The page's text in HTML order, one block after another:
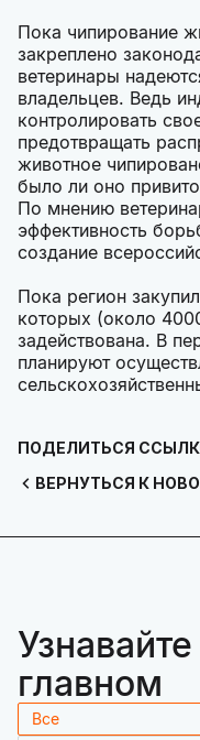
Пока чипирование
закреплено
ветеринары
владельцев. Ведь
контролировать
предотвращать
животное
было ли оно
По мнению
эффективность
создание
Пока регион
которых (около
задействована. В
планируют
ВЕРНУТЬСЯ К
ПОДЕЛИТЬСЯ
главном
Все